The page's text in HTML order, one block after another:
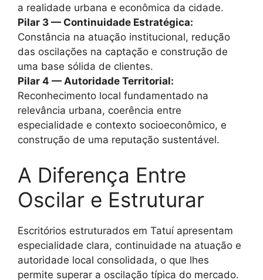
a realidade urbana e econômica da cidade.
Pilar 3 — Continuidade Estratégica:
Constância na atuação institucional, redução
das oscilações na captação e construção de
uma base sólida de clientes.
Pilar 4 — Autoridade Territorial:
Reconhecimento local fundamentado na
relevância urbana, coerência entre
especialidade e contexto socioeconômico, e
construção de uma reputação sustentável.
A Diferença Entre
Oscilar e Estruturar
Escritórios estruturados em Tatuí apresentam
especialidade clara, continuidade na atuação e
autoridade local consolidada, o que lhes
permite superar a oscilação típica do mercado.